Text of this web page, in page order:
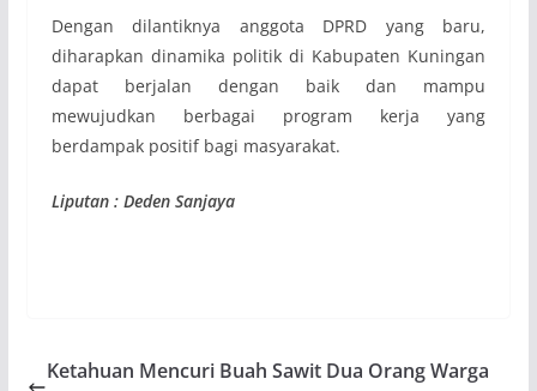
Dengan dilantiknya anggota DPRD yang baru,
diharapkan dinamika politik di Kabupaten Kuningan
dapat berjalan dengan baik dan mampu
mewujudkan berbagai program kerja yang
berdampak positif bagi masyarakat.
Liputan : Deden Sanjaya
Ketahuan Mencuri Buah Sawit Dua Orang Warga